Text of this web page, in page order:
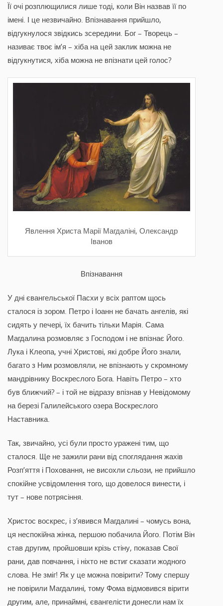
Її очі розплющилися лише тоді, коли Він назвав її по
імені. І це незвичайно. Впізнавання прийшло,
відгукнулося звідкись зсередини. Бог – Творець –
називає твоє ім’я – хіба на цей заклик можна не
відгукнутися, хіба можна не впізнати цей голос?
Явлення Христа Марії Магдаліні, Олександр
Іванов
Впізнавання
У дні євангельської Пасхи у всіх раптом щось
сталося із зором. Петро і Іоанн не бачать ангелів, які
сидять у печері, їх бачить тільки Марія. Сама
Магдалина розмовляє з Господом і не впізнає Його.
Лука і Клеопа, учні Христові, які добре Його знали,
багато з Ним розмовляли, не впізнають у скромному
мандрівнику Воскреслого Бога. Навіть Петро – хто
був ближчий? – і той не відразу впізнав у Невідомому
на березі Галилейського озера Воскреслого
Наставника.
Так, звичайно, усі були просто уражені тим, що
сталося. Ще не зажили рани від споглядання жахів
Розп’яття і Поховання, не висохли сльози, не прийшло
спокійне усвідомлення того, що довелося винести, і
тут – нове потрясіння.
Христос воскрес, і з’явився Магдалині – чомусь вона,
ця неспокійна жінка, першою побачила Його. Потім Він
став другим, пройшовши крізь стіну, показав Свої
рани, дав повчання, і ніхто не встиг сказати жодного
слова. Не зміг! Як у це можна повірити? Тому спершу
не повірили Магдалині, тому Фома відмовився вірити
другим, але, принаймні, євангелісти донесли нам їх